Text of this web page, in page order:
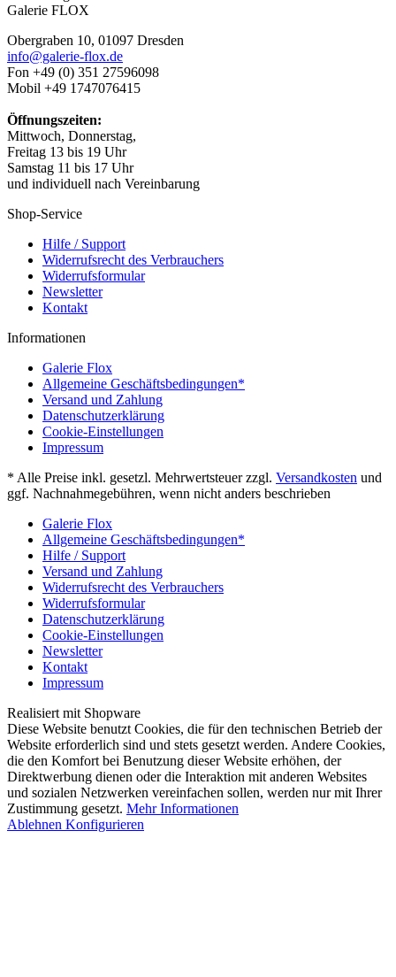
Galerie FLOX
Obergraben 10, 01097 Dresden
info@galerie-flox.de
Fon +49 (0) 351 27596098
Mobil +49 1747076415
Öffnungszeiten:
Mittwoch, Donnerstag,
Freitag 13 bis 19 Uhr
Samstag 11 bis 17 Uhr
und individuell nach Vereinbarung
Shop-Service
Hilfe / Support
Widerrufsrecht des Verbrauchers
Widerrufsformular
Newsletter
Kontakt
Informationen
Galerie Flox
Allgemeine Geschäftsbedingungen*
Versand und Zahlung
Datenschutzerklärung
Cookie-Einstellungen
Impressum
* Alle Preise inkl. gesetzl. Mehrwertsteuer zzgl. Versandkosten und
ggf. Nachnahmegebühren, wenn nicht anders beschrieben
Galerie Flox
Allgemeine Geschäftsbedingungen*
Hilfe / Support
Versand und Zahlung
Widerrufsrecht des Verbrauchers
Widerrufsformular
Datenschutzerklärung
Cookie-Einstellungen
Newsletter
Kontakt
Impressum
Realisiert mit Shopware
Diese Website benutzt Cookies, die für den technischen Betrieb der
Website erforderlich sind und stets gesetzt werden. Andere Cookies,
die den Komfort bei Benutzung dieser Website erhöhen, der
Direktwerbung dienen oder die Interaktion mit anderen Websites
und sozialen Netzwerken vereinfachen sollen, werden nur mit Ihrer
Zustimmung gesetzt. Mehr Informationen
Ablehnen Konfigurieren